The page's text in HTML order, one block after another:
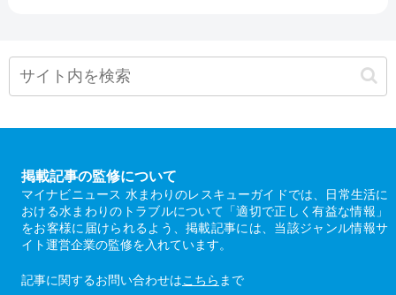
掲載記事の監修について
マイナビニュース 水まわりのレスキューガイドでは、日常生活に
おける水まわりのトラブルについて「適切で正しく有益な情報」
をお客様に届けられるよう、掲載記事には、当該ジャンル情報サ
イト運営企業の監修を入れています。
記事に関するお問い合わせはこちら まで